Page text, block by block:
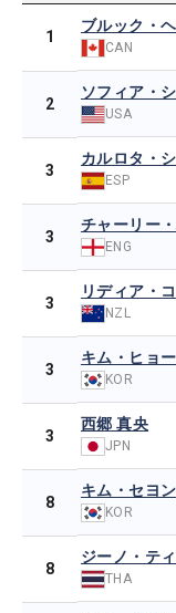
1
ブルック・
CAN
2
ソフィア・
USA
3
カルロタ・
ESP
3
チャーリー
ENG
3
リディア・コ
NZL
3
キム・ヒョ
KOR
3
西郷 真央
JPN
8
キム・セヨン
KOR
8
ジーノ・テ
THA